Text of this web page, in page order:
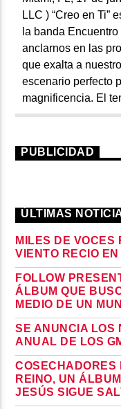
LLC ) “Creo en Ti”
la banda
anclarnos en las
que exalta a
escenario perfecto
magnificencia. El
PUBLICIDAD
ÚLTIMAS
MILES DE VOCES
VIENTO RECIO
FOLLOW
ÁLBUM QUE
MEDIO DE UN
SE ANUNCIA LOS
ANUAL DE LOS
COSECHADORES
REINO, UN
JESÚS SIGUE